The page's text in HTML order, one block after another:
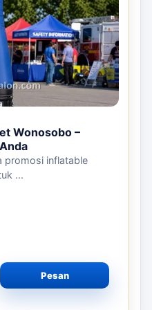
Wonosobo –
promosi inflatable
...
Pesan